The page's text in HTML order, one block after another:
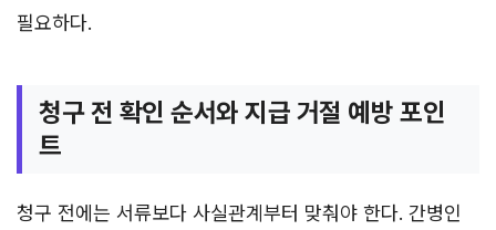
필요하다.
청구 전 확인 순서와 지급 거절 예방 포인
트
청구 전에는 서류보다 사실관계부터 맞춰야 한다. 간병인